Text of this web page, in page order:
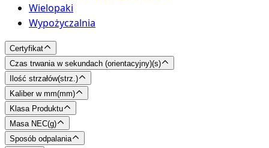
Wielopaki
Wypożyczalnia
Certyfikat
Czas trwania w sekundach (orientacyjny)(s)
Ilość strzałów(strz. )
Kaliber w mm(mm)
Klasa Produktu
Masa NEC(g)
Sposób odpalania